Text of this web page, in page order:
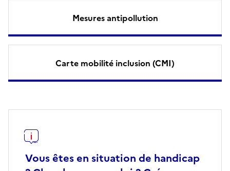
Mesures antipollution
Carte mobilité inclusion (CMI)
Vous êtes en situation de handicap